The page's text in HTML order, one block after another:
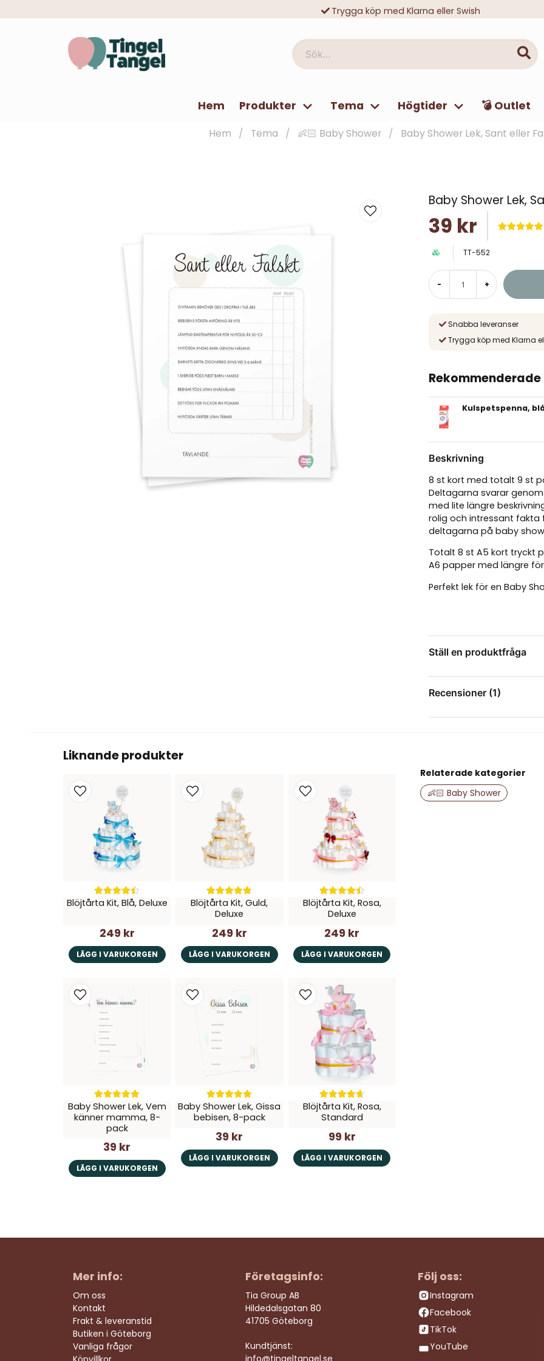
Trygga köp med Klarna eller Swish
Sök...
Hem Produkter Tema Högtider 💣 Outlet
Hem Tema 👶🏻 Baby Shower Baby Shower Lek, Sant eller
Baby Shower Lek,
39 kr
TT-552
- +
Snabba leveranser
Trygga köp med Klarna
Kulspetspenna,
Beskrivning
8 st kort med totalt 9 st
Deltagarna svarar
med lite längre
rolig och intressant
deltagarna på baby
Totalt 8 st A5 kort tryckt
A6 papper med längre
Perfekt lek för en Baby
Lekarna säljs exklusivt
Ställ en produktfråga
Fråga oss något om
Recensioner (1)
Liknande produkter
Blöjtårta Kit, Blå, Deluxe
249 kr
LÄGG I VARUKORGEN
Blöjtårta Kit, Guld,
Deluxe
249 kr
LÄGG I VARUKORGEN
Blöjtårta Kit, Rosa,
Deluxe
249 kr
LÄGG I VARUKORGEN
Baby Shower Lek, Vem
känner mamma, 8-
pack
39 kr
LÄGG I VARUKORGEN
Baby Shower Lek, Gissa
bebisen, 8-pack
39 kr
LÄGG I VARUKORGEN
Blöjtårta Kit, Rosa,
Standard
99 kr
LÄGG I VARUKORGEN
Relaterade kategorier
👶🏻 Baby Shower
Mer info:
Om oss
Kontakt
Frakt & leveranstid
Butiken i Göteborg
Vanliga frågor
Företagsinfo:
Tia Group AB
Hildedalsgatan 80
41705 Göteborg
Kundtjänst:
Följ oss:
Instagram
Facebook
TikTok
YouTube